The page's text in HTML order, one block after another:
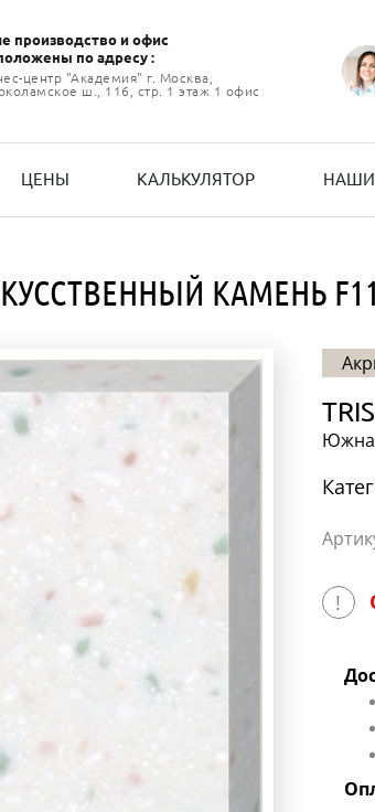
производство и офиc
по адресу :
центр "Академия" г. Москва,
ш., 116, стр. 1 этаж 1 офис
ЦЕНЫ КАЛЬКУЛЯТОР НАШИ
КАМЕНЬ
!